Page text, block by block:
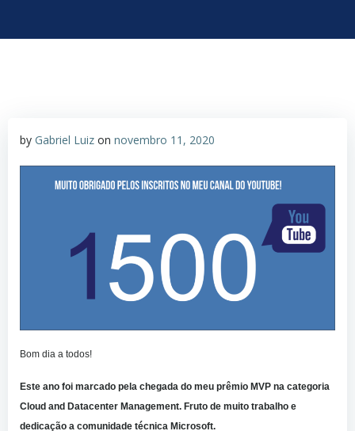
by Gabriel Luiz on novembro 11, 2020
Bom dia a todos!
Este ano foi marcado pela chegada do meu prêmio MVP na categoria
Cloud and Datacenter Management. Fruto de muito trabalho e
dedicação a comunidade técnica Microsoft.